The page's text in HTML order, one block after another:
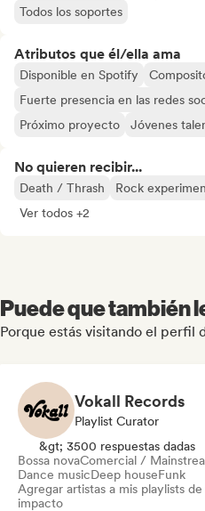
Todos los soportes
Atributos que él/ella ama
Disponible en Spotify
Fuerte presencia en las redes
Próximo proyecto
Jóvenes
No quieren recibir...
Death / Thrash Rock
Ver todos +2
Puede que también
Porque estás visitando el perfil
Vokall Records
Playlist Curator
&gt; 3500 respuestas dadas
Bossa novaComercial /
Dance musicDeep houseFunk
Agregar artistas a mis playlists
impacto